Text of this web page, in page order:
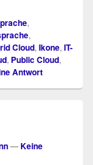
,
,
Cloud, Ikone, IT-
, Public Cloud,
Antwort
—Keine